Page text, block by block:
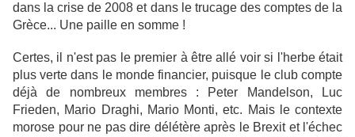
dans la crise de 2008 et dans le trucage des comptes de la
Grèce... Une paille en somme !
Certes, il n'est pas le premier à être allé voir si l'herbe était
plus verte dans le monde financier, puisque le club compte
déjà de nombreux membres : Peter Mandelson, Luc
Frieden, Mario Draghi, Mario Monti, etc. Mais le contexte
morose pour ne pas dire délétère après le Brexit et l'échec